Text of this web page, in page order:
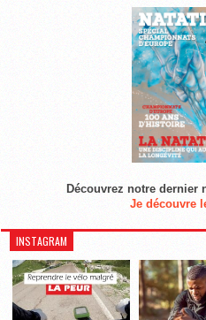
Découvrez notre dernier
Je découvre
INSTAGRAM